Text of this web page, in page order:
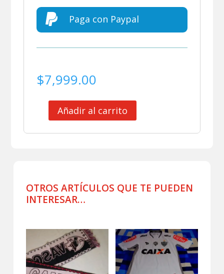
 Paga con Paypal
$7,999.00
HOMENAJE
PELÉ
Añadir al carrito
OTROS ARTÍCULOS QUE TE PUEDEN
INTERESAR…